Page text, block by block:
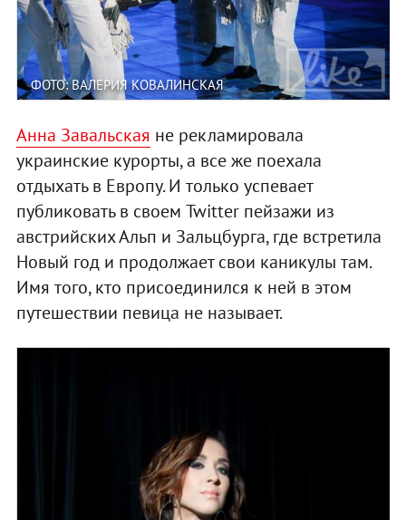
ФОТО: ВАЛЕРИЯ КОВАЛИНСКАЯ
Анна Завальская не рекламировала
украинские курорты, а все же поехала
отдыхать в Европу. И только успевает
публиковать в своем Twitter пейзажи из
австрийских Альп и Зальцбурга, где встретила
Новый год и продолжает свои каникулы там.
Имя того, кто присоединился к ней в этом
путешествии певица не называет.